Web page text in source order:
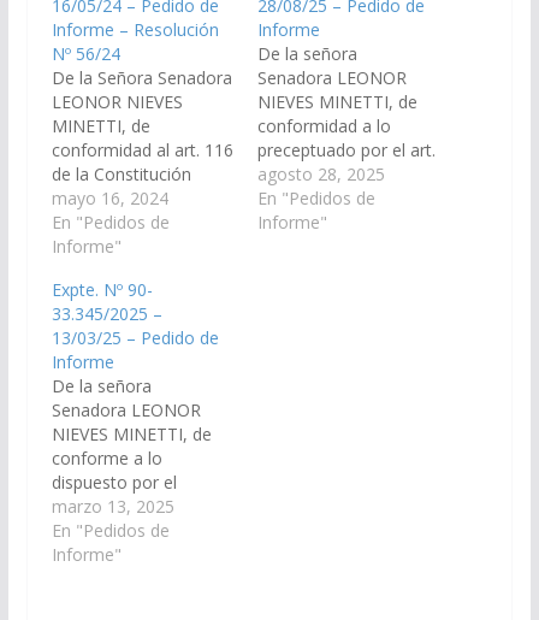
16/05/24 – Pedido de
Informe – Resolución
Nº 56/24
De la Señora Senadora
LEONOR NIEVES
MINETTI, de
conformidad al art. 116
de la Constitución
Provincial y 149 del
Reglamento de este
Cuerpo, requerir al
Seguridad, para que,
en el plazo de cinco
días, informe el motivo
por el cual no funciona
la autobomba de la
División Guardia…
mayo 16, 2024
En "Pedidos de
Informe"
28/08/25 – Pedido de
Informe
De la señora
Senadora LEONOR
NIEVES MINETTI, de
conformidad a lo
preceptuado por el art.
116 de la Constitución
de la provincia de Salta
y el art. 149 del
agosto 28, 2025
En "Pedidos de
Informe"
Expte. Nº 90-
33.345/2025 –
13/03/25 – Pedido de
Informe
De la señora
Senadora LEONOR
NIEVES MINETTI, de
conforme a lo
dispuesto por el
artículo 116 de la
Constitución de la
Provincia de Salta y el
marzo 13, 2025
En "Pedidos de
Informe"